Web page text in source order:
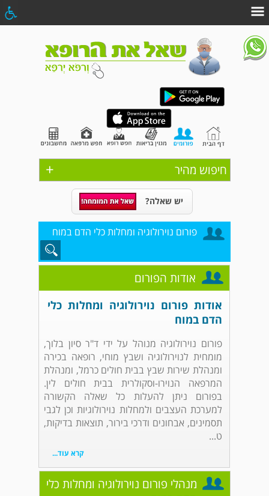
+ חיפוש מהיר
יש שאלה?
פורום נוירולוגיה ומחלות כלי הדם במוח
אודות הפורום
אודות פורום נוירולוגיה ומחלות כלי
הדם במוח
פורום נוירולוגיה מנוהל על ידי ד"ר סיון בלוך,
מומחית לנוירולוגיה ושבץ מוחי, רופאה בכירה
ומנהלת שירות שבץ בבית חולים כרמל, ומנהלת
המרפאה הנוירו-וסקולרית בבית חולים לין.
בפורום ניתן להעלות כל שאלה הקשורה
למערכת העצבים ולמחלות נוירולוגיות וכן לגבי
תסמינים, אבחונים ודרכי בירור, תוצאות בדיקות,
ט...
קרא עוד...
מנהלי פורום נוירולוגיה ומחלות כלי